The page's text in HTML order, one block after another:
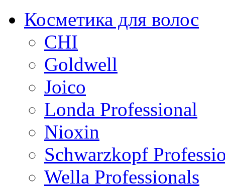
Косметика для волос
CHI
Goldwell
Joico
Londa Professional
Nioxin
Schwarzkopf
Wella Professionals